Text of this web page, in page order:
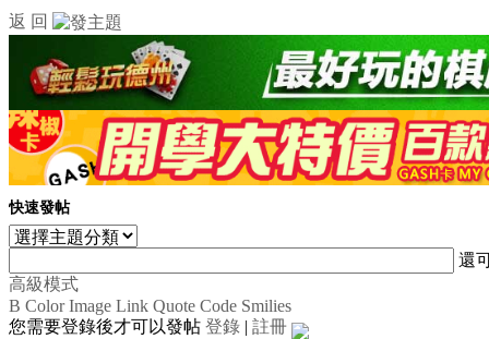
返 回
快速發帖
還
高級模式
B Color Image Link Quote Code Smilies
您需要登錄後才可以發帖 登錄 | 註冊